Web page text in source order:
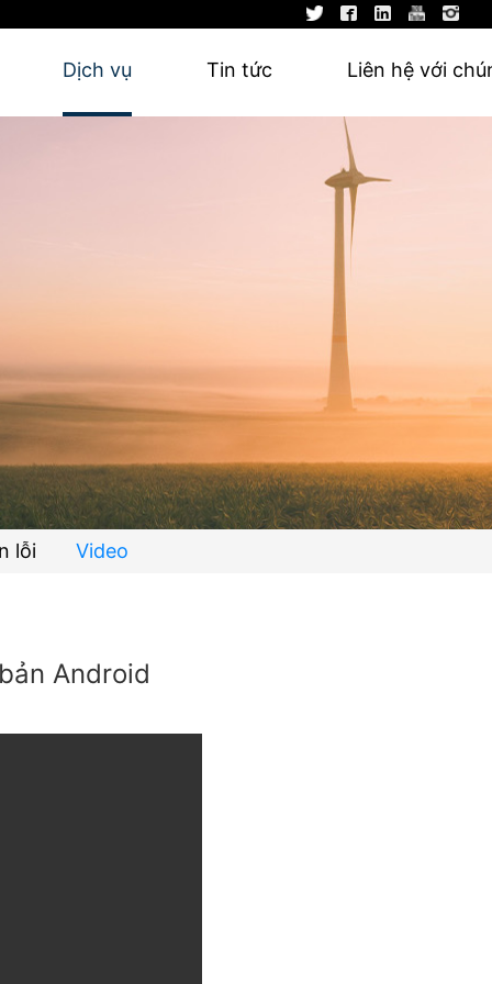
Dịch vụ Tin tức Liên hệ với
lỗi Video
Android